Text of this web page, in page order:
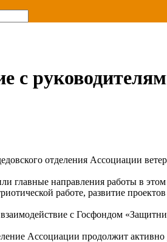
с
отделения Ассоциации
главные направления работы в
работе, развитие
с Госфондом
Ассоциации продолжит